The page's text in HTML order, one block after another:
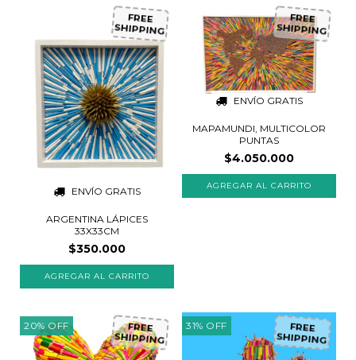
ENVÍO GRATIS
FREE
SHIPPING
ARGENTINA LÁPICES
33X33CM
$350.000
ENVÍO GRATIS
FREE
SHIPPING
MAPAMUNDI, MULTICOLOR
PUNTAS
$4.050.000
20%OFF FREE
SHIPPING
31% OFF FREE
SHIPPING